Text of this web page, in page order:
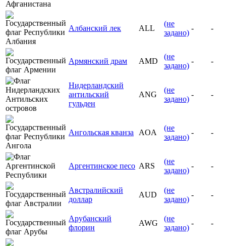
Албанский лек ALL
(не
задано)
- -
Армянский драм AMD
(не
задано)
- -
Нидерландский
антильский
гульден
ANG
(не
задано)
- -
Ангольская кванза AOA
(не
задано)
- -
Аргентинское песо ARS
(не
задано)
- -
Австралийский
доллар
AUD
(не
задано)
- -
Арубанский
флорин
AWG
(не
задано)
- -